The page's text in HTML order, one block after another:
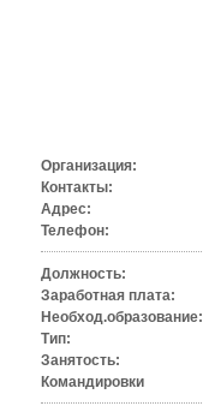
Организация:
Контакты:
Адрес:
Телефон:
Должность:
Заработная плата:
Необход.образование:
Тип:
Занятость:
Командировки